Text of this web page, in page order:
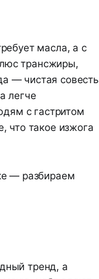
масла, а с
трансжиры,
— чистая совесть
легче
с гастритом
что такое изжога
— разбираем
тренд, а